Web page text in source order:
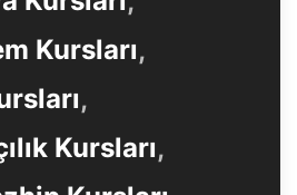
Kursları,
,
Kursları,